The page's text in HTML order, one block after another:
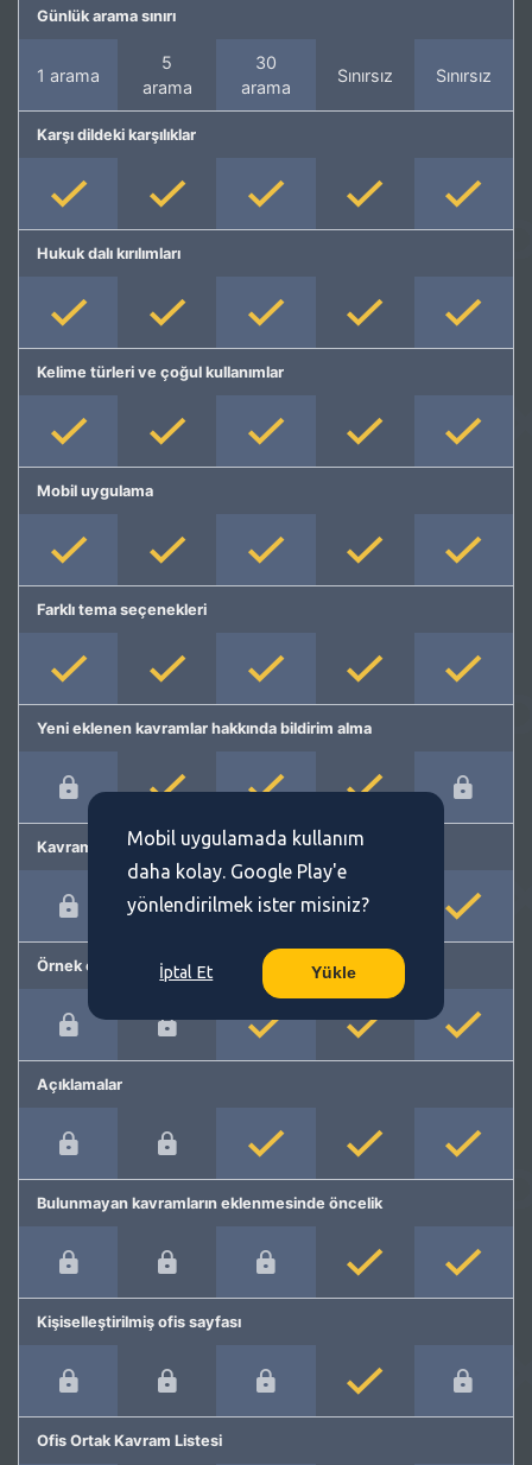
Günlük arama sınırı
1 arama
5
arama
30
arama
Sınırsız Sınırsız
Karşı dildeki karşılıklar
Hukuk dalı kırılımları
Kelime türleri ve çoğul kullanımlar
Mobil uygulama
Farklı tema seçenekleri
Yeni eklenen kavramlar hakkında bildirim alma
Kavram önerme
Örnek cümleler
Açıklamalar
Bulunmayan kavramların eklenmesinde öncelik
Kişiselleştirilmiş ofis sayfası
Ofis Ortak Kavram Listesi
Mobil uygulamada kullanım
daha kolay. Google Play'e
yönlendirilmek ister misiniz?
İptal Et Yükle